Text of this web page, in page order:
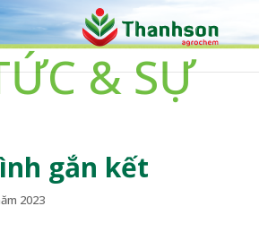
& SỰ
gắn kết
2023